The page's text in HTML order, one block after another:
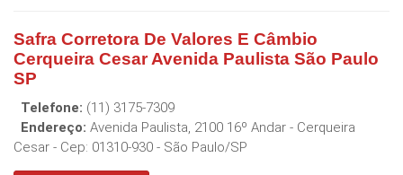
Safra Corretora De Valores E Câmbio
Cerqueira Cesar Avenida Paulista São Paulo
SP
Telefone: (11) 3175-7309
Endereço: Avenida Paulista, 2100 16º Andar - Cerqueira
Cesar - Cep: 01310-930 - São Paulo/SP